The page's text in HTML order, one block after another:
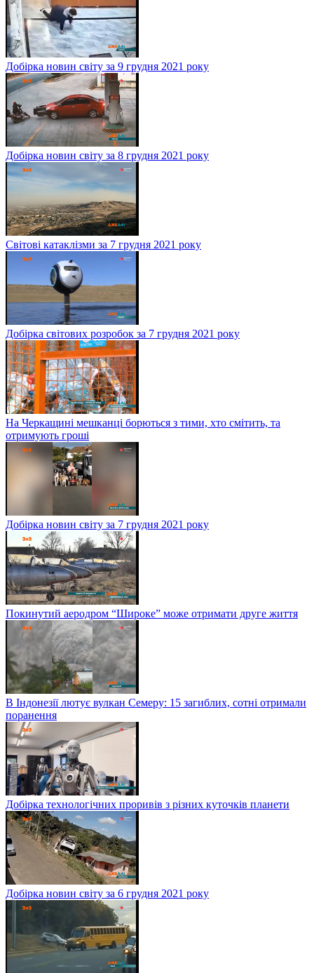
Добірка новин світу за 9 грудня 2021 року
Добірка новин світу за 8 грудня 2021 року
Світові катаклізми за 7 грудня 2021 року
Добірка світових розробок за 7 грудня 2021 року
На Черкащині мешканці борються з тими, хто смітить, та
отримують гроші
Добірка новин світу за 7 грудня 2021 року
Покинутий аеродром “Широке” може отримати друге життя
В Індонезії лютує вулкан Семеру: 15 загиблих, сотні отримали
поранення
Добірка технологічних проривів з різних куточків планети
Добірка новин світу за 6 грудня 2021 року